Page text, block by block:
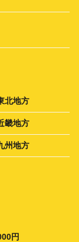
北地方
畿地方
州地方
円